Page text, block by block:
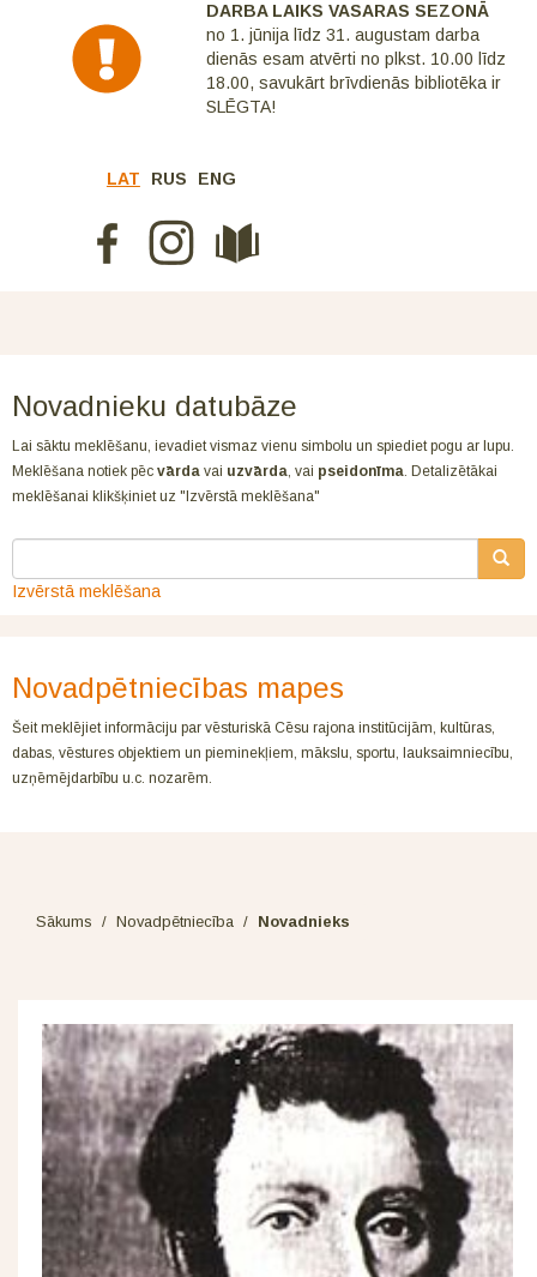
DARBA LAIKS VASARAS SEZONĀ
no 1. jūnija līdz 31. augustam darba
dienās esam atvērti no plkst. 10.00 līdz
18.00, savukārt brīvdienās bibliotēka ir
SLĒGTA!
LAT RUS ENG
Novadnieku datubāze
Lai sāktu meklēšanu, ievadiet vismaz vienu simbolu un spiediet pogu ar lupu.
Meklēšana notiek pēc vārda vai uzvārda, vai pseidonīma. Detalizētākai
meklēšanai klikšķiniet uz "Izvērstā meklēšana"
Izvērstā meklēšana
Novadpētniecības mapes
Šeit meklējiet informāciju par vēsturiskā Cēsu rajona institūcijām, kultūras,
dabas, vēstures objektiem un pieminekļiem, mākslu, sportu, lauksaimniecību,
uzņēmējdarbību u.c. nozarēm.
Sākums / Novadpētniecība / Novadnieks